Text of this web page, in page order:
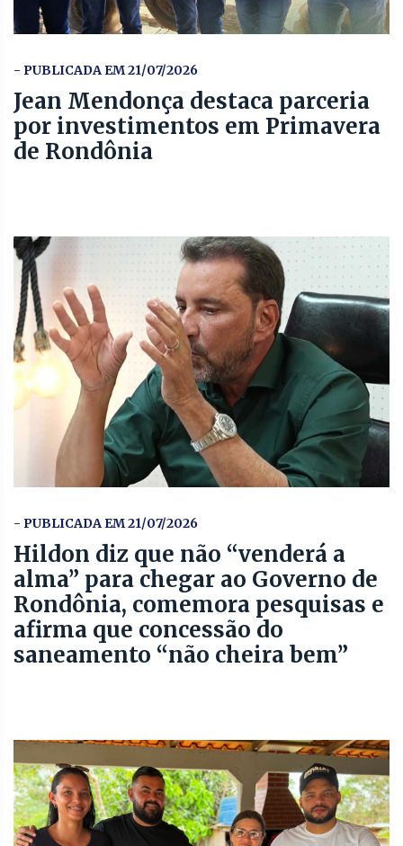
- PUBLICADA EM 21/07/2026
Jean Mendonça destaca parceria
por investimentos em Primavera
de Rondônia
- PUBLICADA EM 21/07/2026
Hildon diz que não “venderá a
alma” para chegar ao Governo de
Rondônia, comemora pesquisas e
afirma que concessão do
saneamento “não cheira bem”